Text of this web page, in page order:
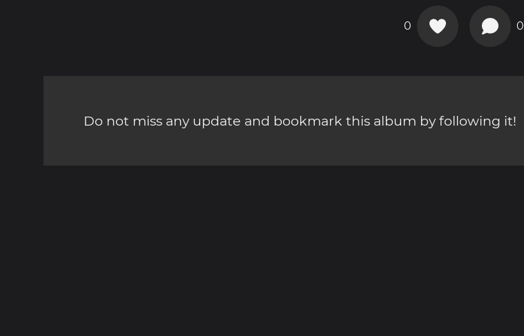
0 0
Do not miss any update and bookmark this album by following it!